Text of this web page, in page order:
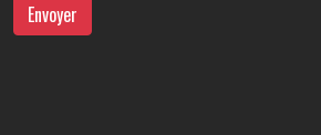
Envoyer